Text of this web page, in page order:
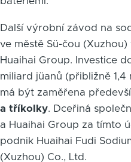
Další výrobní závod na
ve městě Sü-čou
Huaihai Group. Investice
miliard jüanů (přibližně
má být zaměřena
a tříkolky. Dceřiná
a Huaihai Group za tímto
podnik Huaihai Fudi
(Xuzhou) Co., Ltd.